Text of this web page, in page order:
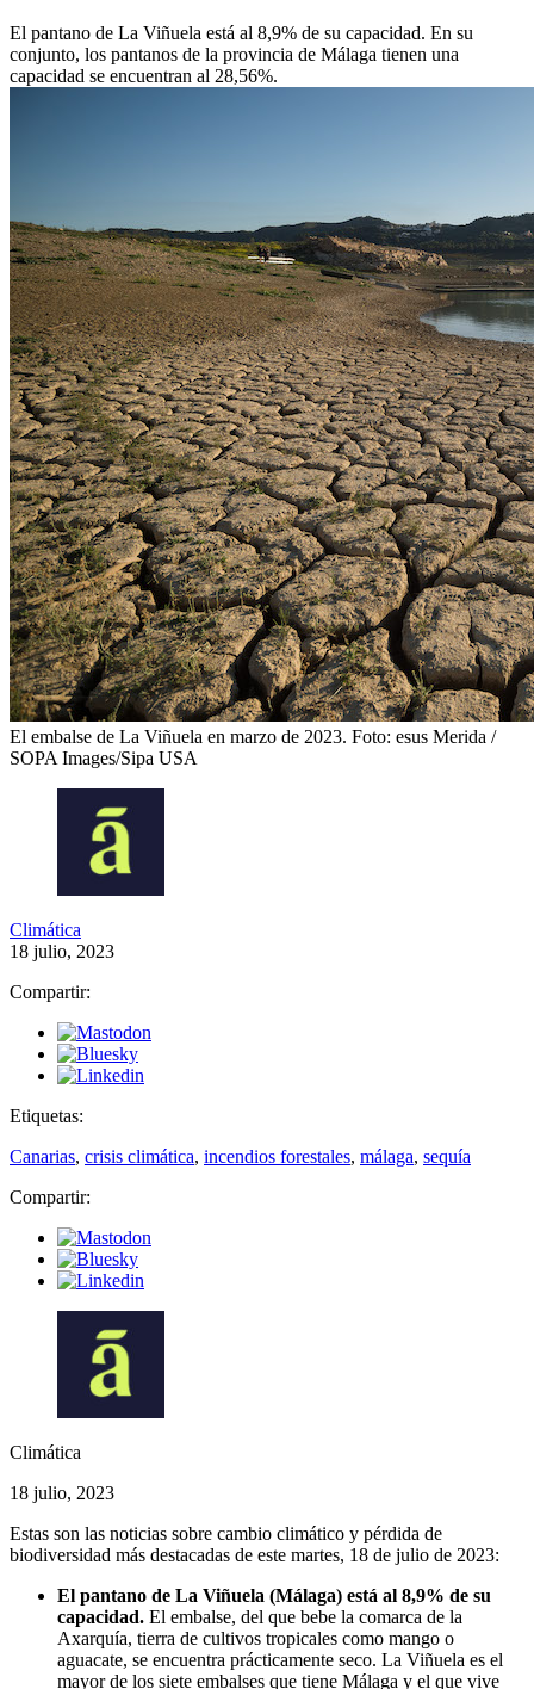
El pantano de La Viñuela está al 8,9% de su capacidad. En su
conjunto, los pantanos de la provincia de Málaga tienen una
capacidad se encuentran al 28,56%.
El embalse de La Viñuela en marzo de 2023. Foto: esus Merida /
SOPA Images/Sipa USA
Climática
18 julio, 2023
Compartir:
Etiquetas:
Canarias, crisis climática, incendios forestales, málaga, sequía
Compartir:
Climática
18 julio, 2023
Estas son las noticias sobre cambio climático y pérdida de
biodiversidad más destacadas de este martes, 18 de julio de 2023:
El pantano de La Viñuela (Málaga) está al 8,9% de su
capacidad. El embalse, del que bebe la comarca de la
Axarquía, tierra de cultivos tropicales como mango o
aguacate, se encuentra prácticamente seco. La Viñuela es el
mayor de los siete embalses que tiene Málaga y el que vive